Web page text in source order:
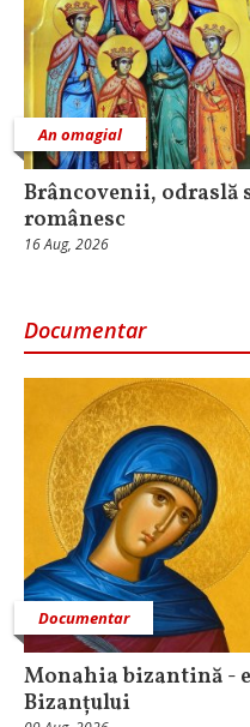
An omagial
Brâncovenii, odraslă
românesc
16 Aug, 2026
Documentar
Documentar
Monahia bizantină -
Bizanțului